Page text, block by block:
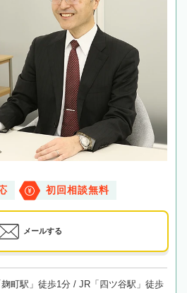
初回相談無料
メールする
町駅」徒歩1分 / JR「四ツ谷駅」徒歩